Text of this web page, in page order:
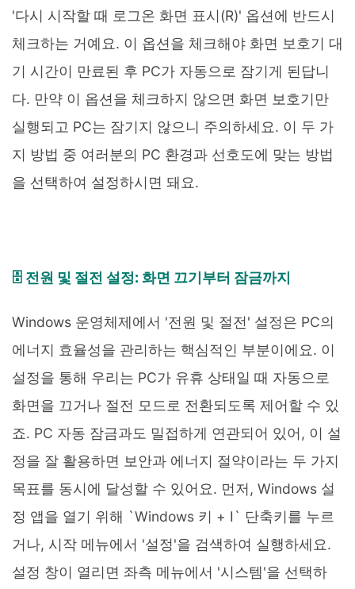
'다시 시작할 때 로그온 화면 표시(R)' 옵션에 반드시
체크하는 거예요. 이 옵션을 체크해야 화면 보호기 대
기 시간이 만료된 후 PC가 자동으로 잠기게 된답니
다. 만약 이 옵션을 체크하지 않으면 화면 보호기만
실행되고 PC는 잠기지 않으니 주의하세요. 이 두 가
지 방법 중 여러분의 PC 환경과 선호도에 맞는 방법
을 선택하여 설정하시면 돼요.
🗄️ 전원 및 절전 설정: 화면 끄기부터 잠금까지
Windows 운영체제에서 '전원 및 절전' 설정은 PC의
에너지 효율성을 관리하는 핵심적인 부분이에요. 이
설정을 통해 우리는 PC가 유휴 상태일 때 자동으로
화면을 끄거나 절전 모드로 전환되도록 제어할 수 있
죠. PC 자동 잠금과도 밀접하게 연관되어 있어, 이 설
정을 잘 활용하면 보안과 에너지 절약이라는 두 가지
목표를 동시에 달성할 수 있어요. 먼저, Windows 설
정 앱을 열기 위해 `Windows 키 + I` 단축키를 누르
거나, 시작 메뉴에서 '설정'을 검색하여 실행하세요.
설정 창이 열리면 좌측 메뉴에서 '시스템'을 선택하